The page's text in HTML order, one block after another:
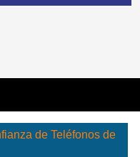
de Teléfonos de